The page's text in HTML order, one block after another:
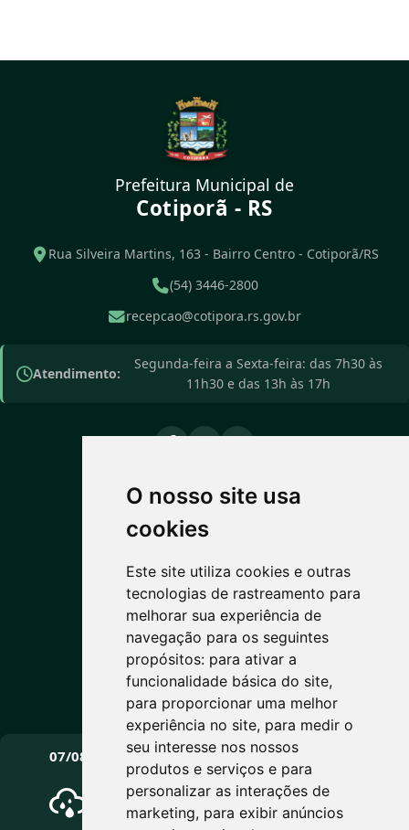
O nosso site usa
cookies
Este site utiliza cookies e outras
tecnologias de rastreamento para
melhorar sua experiência de
navegação para os seguintes
propósitos: para ativar a
funcionalidade básica do site,
para proporcionar uma melhor
experiência no site, para medir o
seu interesse nos nossos
produtos e serviços e para
personalizar as interações de
marketing, para exibir anúncios
Prefeitura Municipal de
Cotiporã - RS
Rua Silveira Martins, 163 - Bairro Centro - Cotiporã/RS
(54) 3446-2800
recepcao@cotipora.rs.gov.br
Atendimento:
Segunda-feira a Sexta-feira: das 7h30 às
11h30 e das 13h às 17h
PREVISÃO DO TEMPO
14°C
Nublado
Máx: 15° • Mín: 6°
Vento: 6.4 km/h
07/08 08/08